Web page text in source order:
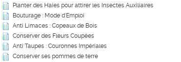
Planter des Haies pour attirer les Insectes Auxiliaires
Bouturage : Mode d'Emploi
Anti Limaces : Copeaux de Bois
Conserver des Fleurs Coupées
Anti Taupes : Couronnes Impériales
Conserver ses pommes de terre